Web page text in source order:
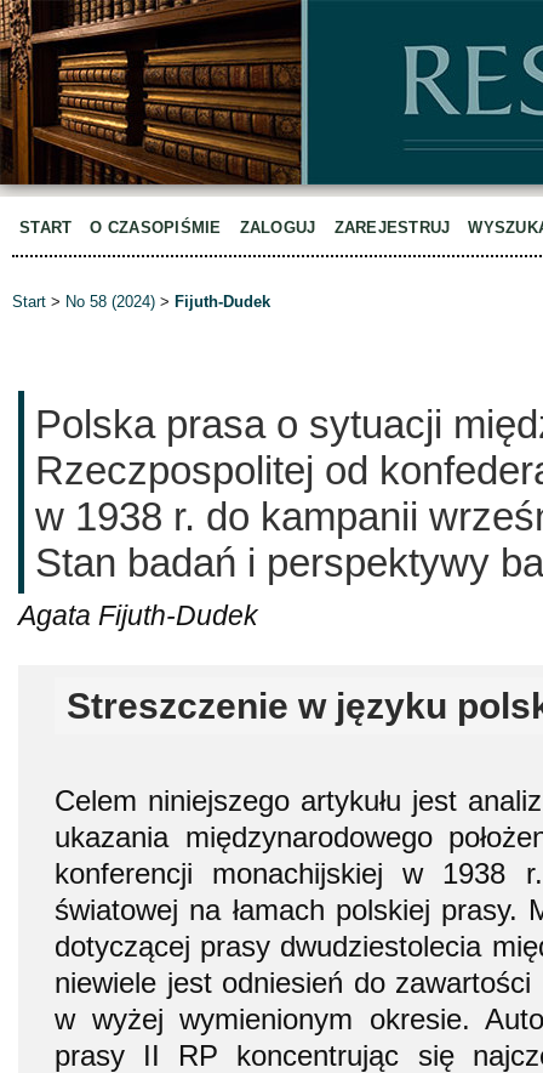
START O CZASOPIŚMIE ZALOGUJ ZAREJESTRUJ
Start > No 58 (2024) > Fijuth-Dudek
Polska prasa o sytuacji
Rzeczpospolitej od
w 1938 r. do kampanii
Stan badań i perspektywy
Agata Fijuth-Dudek
Streszczenie w języku
Celem niniejszego artykułu jest
ukazania międzynarodowego
konferencji monachijskiej w 1938
światowej na łamach polskiej prasy.
dotyczącej prasy dwudziestolecia
niewiele jest odniesień do
w wyżej wymienionym okresie.
prasy II RP koncentrując się